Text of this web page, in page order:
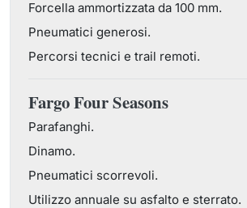
Forcella ammortizzata da 100 mm.
Pneumatici generosi.
Percorsi tecnici e trail remoti.
Fargo Four Seasons
Parafanghi.
Dinamo.
Pneumatici scorrevoli.
Utilizzo annuale su asfalto e sterrato.